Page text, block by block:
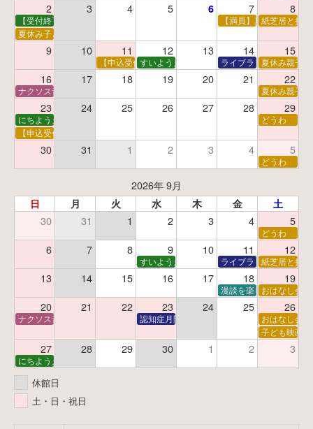
2 3 4 5 6 7 8
【受付終了】親子で挑戦！調べ学習ワークショップ 【満員】夏休み科学あ
紙芝居と折
夏休み子ども平和映画会
9 10 11 12 13 14 15
【申込受付中】夏休みおはなし工作会
すいようえほん ライブラリーシアター
夏休み親子
16 17 18 19 20 21 22
ナクソス音楽会 第5回 NHK交響楽団創立100年 夏休み親子
23 24 25 26 27 28 29
にちようえほん
どうわ
【申込受付中】ゆうべのこわ～いおはなし会
30 31 1 2 3 4 5
どうわ
2026年 9月
日 月 火 水 木 金 土
30 31 1 2 3 4 5
どうわ
6 7 8 9 10 11 12
すいようえほん ライブラリーシアター
紙芝居と折
13 14 15 16 17 18 19
漫談を楽しむ会 ～漫談
おはなし会
20 21 22 23 24 25 26
ナクソス音楽会 第6回 宇宙を感じるクラシック認知症月間 特別映画会「調査屋マオさんの恋
おはなし会
子ども映画会
27 28 29 30 1 2 3
にちようえほん
休館日
土・日・祝日